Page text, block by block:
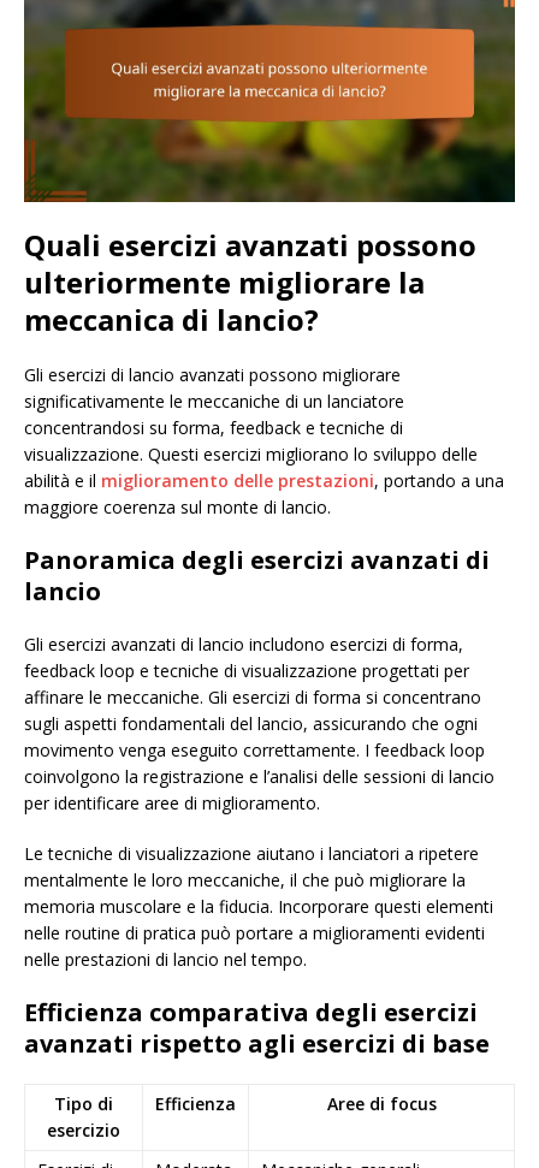
Quali esercizi avanzati possono
ulteriormente migliorare la
meccanica di lancio?
Gli esercizi di lancio avanzati possono migliorare
significativamente le meccaniche di un lanciatore
concentrandosi su forma, feedback e tecniche di
visualizzazione. Questi esercizi migliorano lo sviluppo delle
abilità e il miglioramento delle prestazioni, portando a una
maggiore coerenza sul monte di lancio.
Panoramica degli esercizi avanzati di
lancio
Gli esercizi avanzati di lancio includono esercizi di forma,
feedback loop e tecniche di visualizzazione progettati per
affinare le meccaniche. Gli esercizi di forma si concentrano
sugli aspetti fondamentali del lancio, assicurando che ogni
movimento venga eseguito correttamente. I feedback loop
coinvolgono la registrazione e l’analisi delle sessioni di lancio
per identificare aree di miglioramento.
Le tecniche di visualizzazione aiutano i lanciatori a ripetere
mentalmente le loro meccaniche, il che può migliorare la
memoria muscolare e la fiducia. Incorporare questi elementi
nelle routine di pratica può portare a miglioramenti evidenti
nelle prestazioni di lancio nel tempo.
Efficienza comparativa degli esercizi
avanzati rispetto agli esercizi di base
Tipo di
esercizio
Efficienza Aree di focus